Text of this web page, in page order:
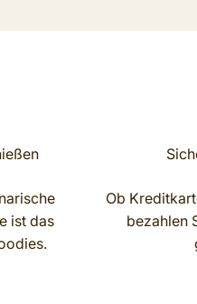
ist das
Ob
bezahlen